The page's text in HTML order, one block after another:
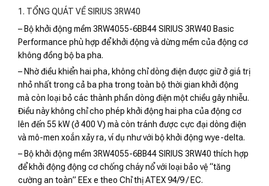
1. TỔNG QUÁT VỀ SIRIUS 3RW40
– Bộ khởi động mềm 3RW4055-6BB44 SIRIUS 3RW40 Basic
Performance phù hợp để khởi động và dừng mềm của động cơ
không đồng bộ ba pha.
– Nhờ điều khiển hai pha, không chỉ dòng điện được giữ ở giá trị
nhỏ nhất trong cả ba pha trong toàn bộ thời gian khởi động
mà còn loại bỏ các thành phần dòng điện một chiều gây nhiễu.
Điều này không chỉ cho phép khởi động hai pha của động cơ
lên ​​đến 55 kW (ở 400 V) mà còn tránh được cực đại dòng điện
và mô-men xoắn xảy ra, ví dụ như với bộ khởi động wye-delta.
– Bộ khởi động mềm 3RW4055-6BB44 SIRIUS 3RW40 thích hợp
để khởi động động cơ chống cháy nổ với loại bảo vệ “tăng
cường an toàn” EEx e theo Chỉ thị ATEX 94/9 / EC.